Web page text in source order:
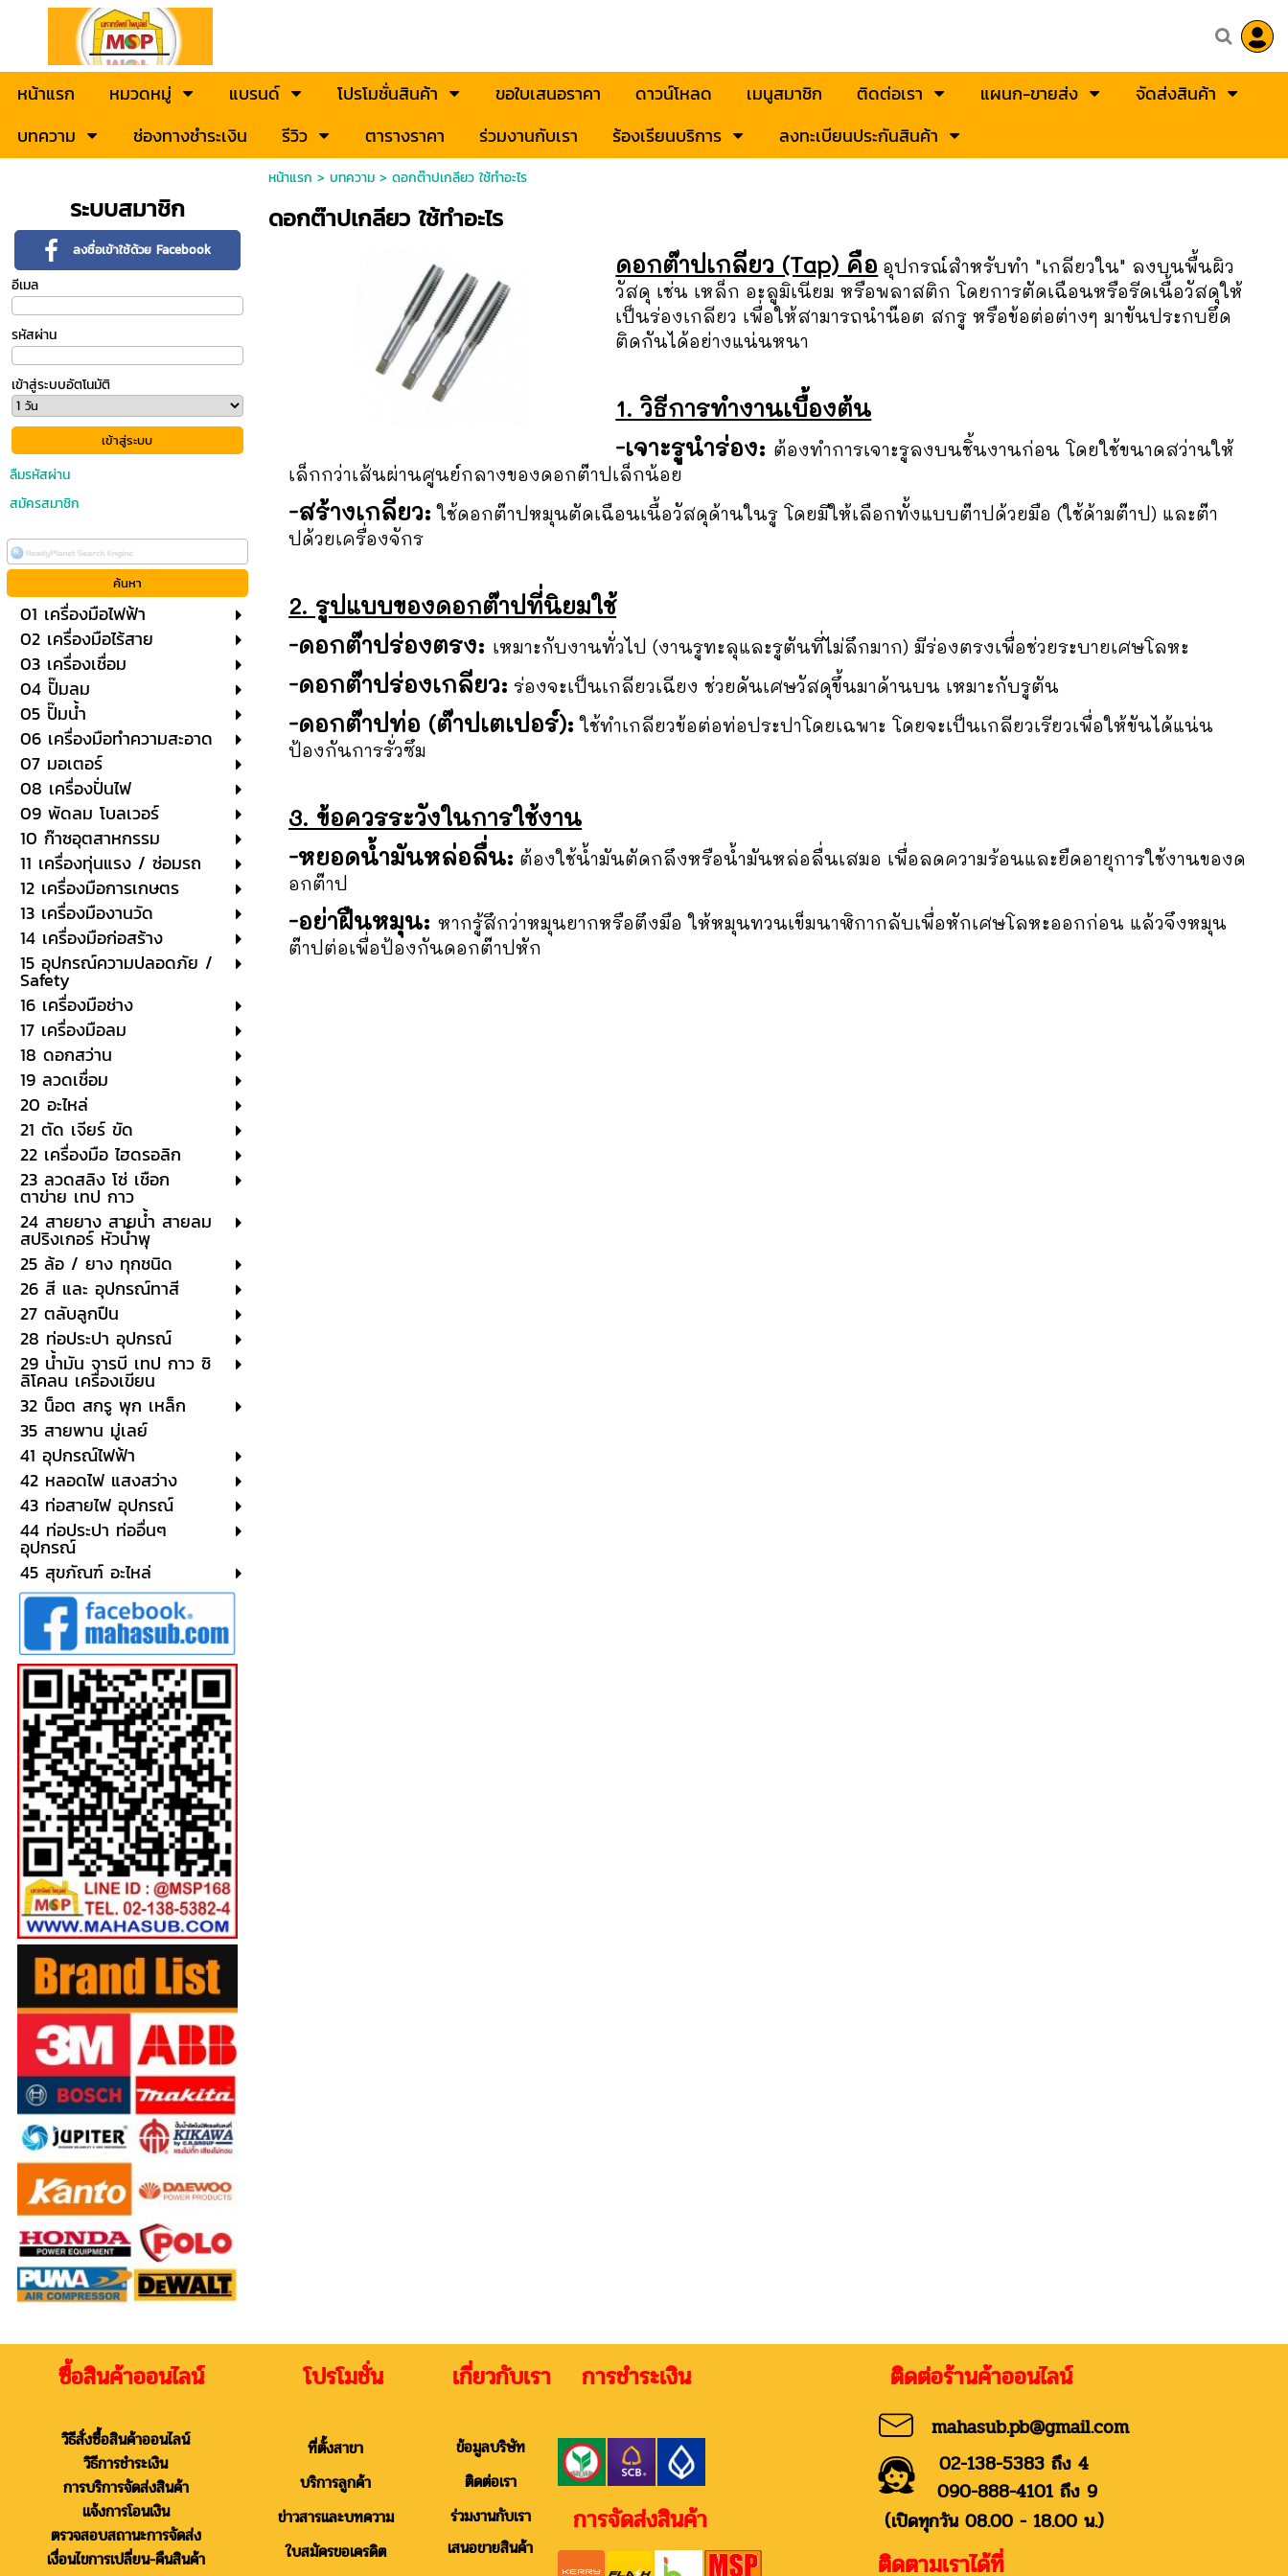
หน้าแรก หมวดหมู่ แบรนด์ โปรโมชั่นสินค้า ขอใบเสนอราคา ดาวน์โหลด เมนูสมาชิก ติดต่อเรา แผนก-ขายส่ง
จัดส่งสินค้า
บทความ
ช่องทางชำระเงิน รีวิว ตารางราคา ร่วมงานกับเรา ร้องเรียนบริการ ลงทะเบียนประกันสินค้า
ระบบสมาชิก
ลงชื่อเข้าใช้ด้วย Facebook
อีเมล
รหัสผ่าน
เข้าสู่ระบบอัตโนมัติ
ลืมรหัสผ่าน
สมัครสมาชิก
01 เครื่องมือไฟฟ้า
02 เครื่องมือไร้สาย
03 เครื่องเชื่อม
04 ปั๊มลม
05 ปั๊มน้ำ
06 เครื่องมือทำความสะอาด
07 มอเตอร์
08 เครื่องปั่นไฟ
09 พัดลม โบลเวอร์
10 ก๊าซอุตสาหกรรม
11 เครื่องทุ่นแรง / ซ่อมรถ
12 เครื่องมือการเกษตร
13 เครื่องมืองานวัด
14 เครื่องมือก่อสร้าง
15 อุปกรณ์ความปลอดภัย /
Safety
16 เครื่องมือช่าง
17 เครื่องมือลม
18 ดอกสว่าน
19 ลวดเชื่อม
20 อะไหล่
21 ตัด เจียร์ ขัด
22 เครื่องมือ ไฮดรอลิก
23 ลวดสลิง โซ่ เชือก
ตาข่าย เทป กาว
24 สายยาง สายน้ำ สายลม
สปริงเกอร์ หัวน้ำพุ
25 ล้อ / ยาง ทุกชนิด
26 สี และ อุปกรณ์ทาสี
27 ตลับลูกปืน
28 ท่อประปา อุปกรณ์
29 น้ำมัน จารบี เทป กาว ซิ
ลิโคลน เครื่องเขียน
32 น็อต สกรู พุก เหล็ก
35 สายพาน มู่เลย์
41 อุปกรณ์ไฟฟ้า
42 หลอดไฟ แสงสว่าง
43 ท่อสายไฟ อุปกรณ์
44 ท่อประปา ท่ออื่นๆ
อุปกรณ์
45 สุขภัณฑ์ อะไหล่
หน้าแรก > บทความ> ดอกต๊าปเกลียว ใช้ทำอะไร
ดอกต๊าปเกลียว ใช้ทำอะไร
ดอกต๊าปเกลียว (Tap) คือ อุปกรณ์สำหรับทำ "เกลียวใน" ลงบนพื้นผิว
วัสดุ เช่น เหล็ก อะลูมิเนียม หรือพลาสติก โดยการตัดเฉือนหรือรีดเนื้อวัสดุให้
เป็นร่องเกลียว เพื่อให้สามารถนำน๊อต สกรู หรือข้อต่อต่างๆ มาขันประกบยึด
ติดกันได้อย่างแน่นหนา
1. วิธีการทำงานเบื้องต้น
-เจาะรูนำร่อง: ต้องทำการเจาะรูลงบนชิ้นงานก่อน โดยใช้ขนาดสว่านให้
เล็กกว่าเส้นผ่านศูนย์กลางของดอกต๊าปเล็กน้อย
-สร้างเกลียว: ใช้ดอกต๊าปหมุนตัดเฉือนเนื้อวัสดุด้านในรู โดยมีให้เลือกทั้งแบบต๊าปด้วยมือ (ใช้ด้ามต๊าป) และต๊า
ปด้วยเครื่องจักร
2. รูปแบบของดอกต๊าปที่นิยมใช้
-ดอกต๊าปร่องตรง: เหมาะกับงานทั่วไป (งานรูทะลุและรูตันที่ไม่ลึกมาก) มีร่องตรงเพื่อช่วยระบายเศษโลหะ
-ดอกต๊าปร่องเกลียว: ร่องจะเป็นเกลียวเฉียง ช่วยดันเศษวัสดุขึ้นมาด้านบน เหมาะกับรูตัน
-ดอกต๊าปท่อ (ต๊าปเตเปอร์): ใช้ทำเกลียวข้อต่อท่อประปาโดยเฉพาะ โดยจะเป็นเกลียวเรียวเพื่อให้ขันได้แน่น
ป้องกันการรั่วซึม
3. ข้อควรระวังในการใช้งาน
-หยอดน้ำมันหล่อลื่น: ต้องใช้น้ำมันตัดกลึงหรือน้ำมันหล่อลื่นเสมอ เพื่อลดความร้อนและยืดอายุการใช้งานของด
อกต๊าป
-อย่าฝืนหมุน:หากรู้สึกว่าหมุนยากหรือตึงมือ ให้หมุนทวนเข็มนาฬิกากลับเพื่อหักเศษโลหะออกก่อน แล้วจึงหมุน
ต๊าปต่อเพื่อป้องกันดอกต๊าปหัก
ซื้อสินค้าออนไลน์ โปรโมชั่น เกี่ยวกับเรา การชำระเงิน ติดต่อร้านค้าออนไลน์
วิธีสั่งซื้อสินค้าออนไลน์
วิธีการชำระเงิน
การบริการจัดส่งสินค้า
แจ้งการโอนเงิน
ตรวจสอบสถานะการจัดส่ง
เงื่อนไขการเปลี่ยน-คืนสินค้า
ที่ตั้งสาขา
บริการลูกค้า
ข่าวสารและบทความ
ใบสมัครขอเครดิต
ข้อมูลบริษัท
ติดต่อเรา
ร่วมงานกับเรา
เสนอขายสินค้า
การจัดส่งสินค้า
mahasub.pb@gmail.com
02-138-5383 ถึง 4
090-888-4101 ถึง 9
(เปิดทุกวัน 08.00 - 18.00 น.)
ติดตามเราได้ที่